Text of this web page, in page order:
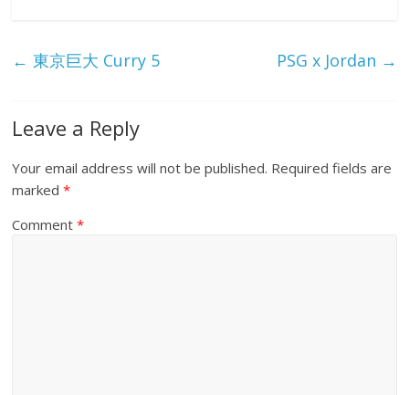
e
← 東京巨大 Curry 5 PSG x Jordan →
Leave a Reply
Your email address will not be published. Required fields are
marked*
Comment*